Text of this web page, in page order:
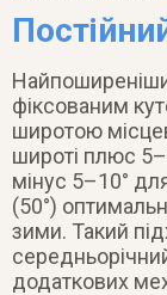
фіксованим
широтою
широті плюс
мінус 5–10°
(50°)
зими. Такий
додаткових